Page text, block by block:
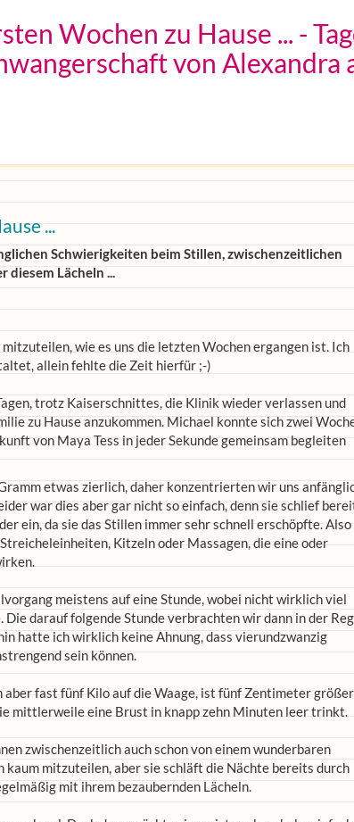
Wochen zu Hause ... -
von Alexandra
...
Schwierigkeiten beim Stillen, zwischenzeitlichen
diesem Lächeln ...
wie es uns die letzten Wochen ergangen ist. Ich
allein fehlte die Zeit hierfür ;-)
trotz Kaiserschnittes, die Klinik wieder verlassen und
zu Hause anzukommen. Michael konnte sich zwei
von Maya Tess in jeder Sekunde gemeinsam begleiten
etwas zierlich, daher konzentrierten wir uns
war dies aber gar nicht so einfach, denn sie schlief
ein, da sie das Stillen immer sehr schnell erschöpfte. Also
Kitzeln oder Massagen, die eine oder
meistens auf eine Stunde, wobei nicht wirklich viel
darauf folgende Stunde verbrachten wir dann in der
hatte ich wirklich keine Ahnung, dass vierundzwanzig
sein können.
aber fast fünf Kilo auf die Waage, ist fünf Zentimeter größer
mittlerweile eine Brust in knapp zehn Minuten leer trinkt.
zwischenzeitlich auch schon von einem wunderbaren
kaum mitzuteilen, aber sie schläft die Nächte bereits durch
mit ihrem bezaubernden Lächeln.